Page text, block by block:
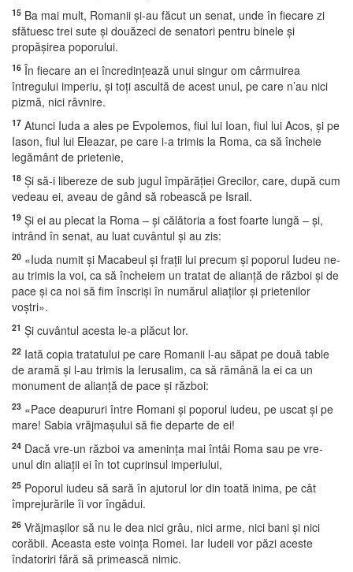
15 Ba mai mult, Romanii şi-au făcut un senat, unde în fiecare zi
sfătuesc trei sute şi douăzeci de senatori pentru binele şi
propăşirea poporului.
16 În fiecare an ei încredinţează unui singur om cârmuirea
întregului imperiu, şi toţi ascultă de acest unul, pe care n’au nici
pizmă, nici râvnire.
17 Atunci Iuda a ales pe Evpolemos, fiul lui Ioan, fiul lui Acos, şi pe
Iason, fiul lui Eleazar, pe care i-a trimis la Roma, ca să încheie
legământ de prietenie,
18 Şi să-i libereze de sub jugul împărăţiei Grecilor, care, după cum
vedeau ei, aveau de gând să robească pe Israil.
19 Şi ei au plecat la Roma – şi călătoria a fost foarte lungă – şi,
intrând în senat, au luat cuvântul şi au zis:
20 «Iuda numit şi Macabeul şi fraţii lui precum şi poporul Iudeu ne-
au trimis la voi, ca să încheiem un tratat de alianţă de război şi de
pace şi ca noi să fim înscrişi în numărul aliaţilor şi prietenilor
voştri».
21 Şi cuvântul acesta le-a plăcut lor.
22 Iată copia tratatului pe care Romanii l-au săpat pe două table
de aramă şi l-au trimis la Ierusalim, ca să rămână la ei ca un
monument de alianţă de pace şi război:
23 «Pace deapururi între Romani şi poporul iudeu, pe uscat şi pe
mare! Sabia vrăjmaşului să fie departe de ei!
24 Dacă vre-un război va ameninţa mai întâi Roma sau pe vre-
unul din aliaţii ei în tot cuprinsul imperiului,
25 Poporul iudeu să sară în ajutorul lor din toată inima, pe cât
împrejurările îi vor îngădui.
26 Vrăjmaşilor să nu le dea nici grâu, nici arme, nici bani şi nici
corăbii. Aceasta este voinţa Romei. Iar Iudeii vor păzi aceste
îndatoriri fără să primească nimic.